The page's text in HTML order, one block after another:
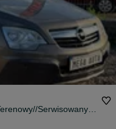
SerwisowanyN
Raty//Zamiana